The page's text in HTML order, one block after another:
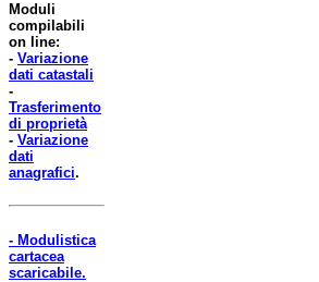
Moduli
compilabili
on line:
- Variazione
dati catastali
-
Trasferimento
di proprietà
- Variazione
dati
anagrafici.
- Modulistica
cartacea
scaricabile.